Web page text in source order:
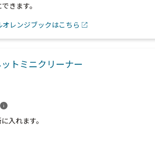
きます。
オレンジブックはこちら
トミニクリーナー
info
入れます。